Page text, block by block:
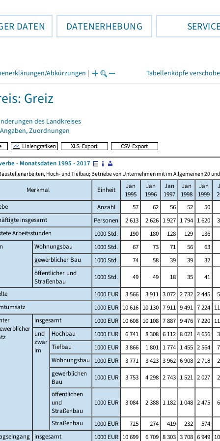
DATEN DATENERHEBUNG
Abkürzungen | Tabellenköpfe
Greiz
des Landkreises
Zuordnungen
- Monatsdaten 1995 - 2017
Hoch- und Tiefbau; Betriebe von Unternehmen mit im Allgemeinen 20
Merkmal Einheit
Jan
1995
Jan
1996
Jan
1997
Jan
1998
Jan
1999
Anzahl 57 62 56 52
50
insgesamt
Personen 2 613 2 626 1 927 1 794 1 620
Arbeitsstunden
1000 Std. 190 180 128 129
136
Wohnungsbau 1000 Std. 67 73 71 56
63
gewerblicher Bau
1000 Std. 74 58 39 39
32
öffentlicher und
Straßenbau
1000 Std. 49 49 18 35
41
1000 EUR 3 566 3 911 3 072 2 732 2 445
1000 EUR 10 616 10 130 7 911 9 491 7 224
insgesamt 1000 EUR 10 608 10 108 7 887 9 476 7 220
und
zwar
im
Hochbau 1000 EUR 6 741 8 308 6 112 8 021 4 656
Tiefbau
1000 EUR 3 866 1 801 1 774 1 455 2 564
Wohnungsbau
1000 EUR 3 771 3 423 3 962 6 908 2 718
gewerblichen
Bau
1000 EUR 3 753 4 298 2 743 1 521 2 027
öffentlichen
und
Straßenbau
1000 EUR 3 084 2 388 1 182 1 048 2 475
Straßenbau 1000 EUR 725 274 419 232
574
insgesamt 1000 EUR 10 699 6 709 8 303 3 708 6 949